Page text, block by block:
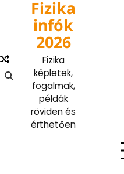
content
Fizika
infók
2026
Fizika
képletek,
fogalmak,
példák
röviden és
érthetően